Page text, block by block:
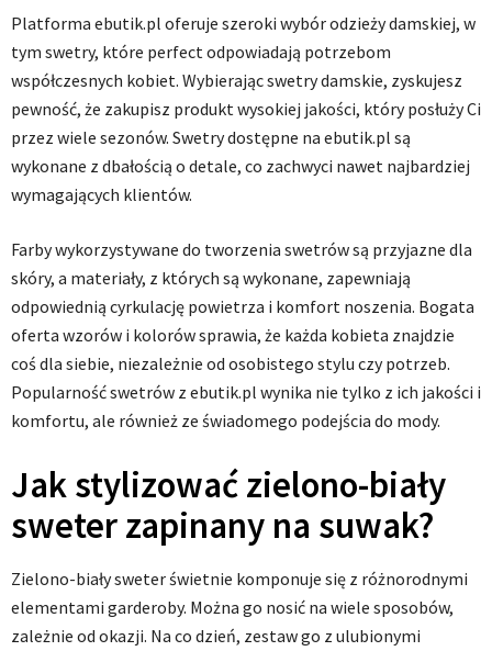
Platforma ebutik.pl oferuje szeroki wybór odzieży damskiej, w
tym swetry, które perfect odpowiadają potrzebom
współczesnych kobiet. Wybierając swetry damskie, zyskujesz
pewność, że zakupisz produkt wysokiej jakości, który posłuży Ci
przez wiele sezonów. Swetry dostępne na ebutik.pl są
wykonane z dbałością o detale, co zachwyci nawet najbardziej
wymagających klientów.
Farby wykorzystywane do tworzenia swetrów są przyjazne dla
skóry, a materiały, z których są wykonane, zapewniają
odpowiednią cyrkulację powietrza i komfort noszenia. Bogata
oferta wzorów i kolorów sprawia, że każda kobieta znajdzie
coś dla siebie, niezależnie od osobistego stylu czy potrzeb.
Popularność swetrów z ebutik.pl wynika nie tylko z ich jakości i
komfortu, ale również ze świadomego podejścia do mody.
Jak stylizować zielono-biały
sweter zapinany na suwak?
Zielono-biały sweter świetnie komponuje się z różnorodnymi
elementami garderoby. Można go nosić na wiele sposobów,
zależnie od okazji. Na co dzień, zestaw go z ulubionymi